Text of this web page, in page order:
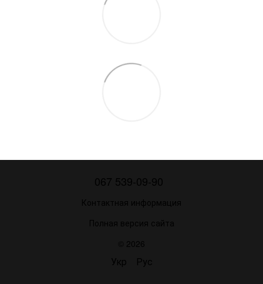
067 539-09-90
Контактная информация
Полная версия сайта
© 2026
Укр Рус